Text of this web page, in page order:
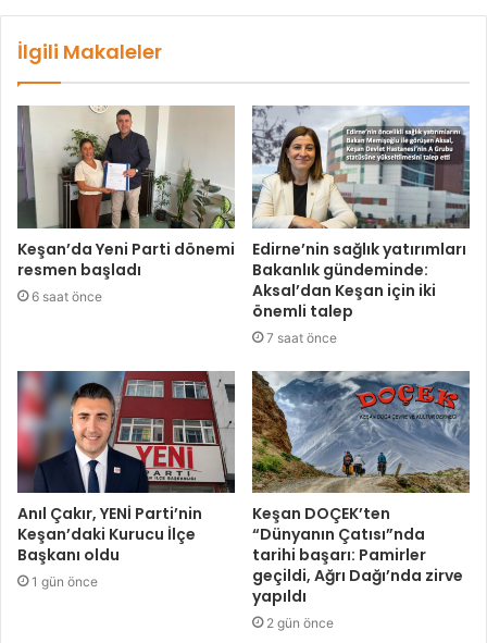
İlgili Makaleler
Keşan’da Yeni Parti dönemi
resmen başladı
6 saat önce
Edirne’nin sağlık yatırımları
Bakanlık gündeminde:
Aksal’dan Keşan için iki
önemli talep
7 saat önce
Anıl Çakır, YENİ Parti’nin
Keşan’daki Kurucu İlçe
Başkanı oldu
1 gün önce
Keşan DOÇEK’ten
“Dünyanın Çatısı”nda
tarihi başarı: Pamirler
geçildi, Ağrı Dağı’nda zirve
yapıldı
2 gün önce